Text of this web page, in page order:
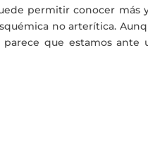
permitir conocer
no arterítica.
que estamos